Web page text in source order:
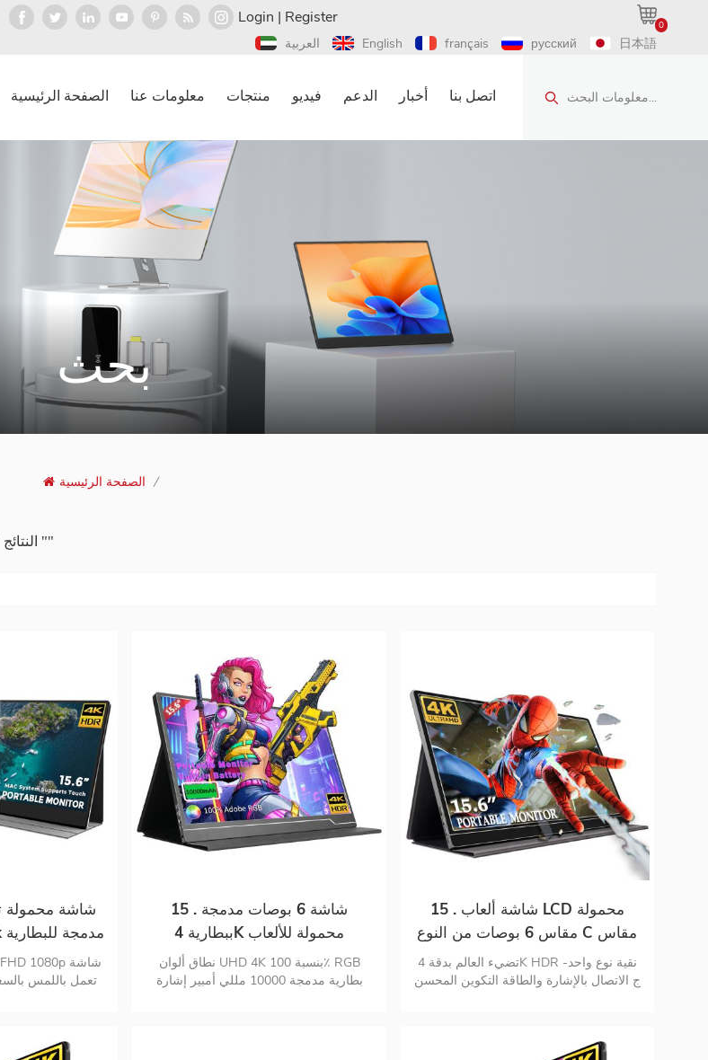
0
Login | Register
العربية English français русский 日本語
معلومات البحث... الصفحة الرئيسية معلومات عنا منتجات فيديو الدعم أخبار اتصل بنا
بحث
الصفحة الرئيسية /
6 النتائج التي تم العثور عليها ل ""
تدعم ps5 تدعم mac touch
15 . شاشة 6 بوصات مدمجة
ببطارية 4K محمولة للألعاب
نطاق ألوان UHD 4K بنسبة 100٪ RGB
بطارية مدمجة 10000 مللي أمبير إشارة
15 . شاشة ألعاب LCD محمولة
مقاس 6 بوصات من النوع C مقاس
6 بوصات مزودة بمنفذ USB من
النوع C
تضيء العالم بدقة 4K HDR نقية نوع واحد-
ج الاتصال بالإشارة والطاقة التكوين المحسن